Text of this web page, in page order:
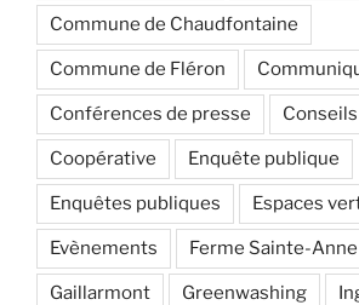
Commune de Chaudfontaine
Commune de Fléron
Conférences de presse
Coopérative Enquête publique
Enquêtes publiques Espaces
Evènements Ferme Sainte-Anne
Gaillarmont Greenwashing